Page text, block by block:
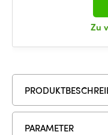
Zu
PARAMETER